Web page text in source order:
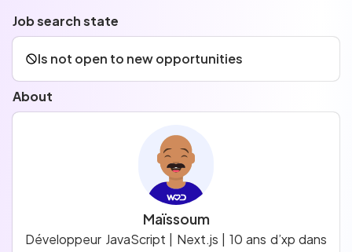
Job search state
Is not open to new opportunities
About
Maïssoum
Développeur JavaScript | Next.js | 10 ans d’xp dans